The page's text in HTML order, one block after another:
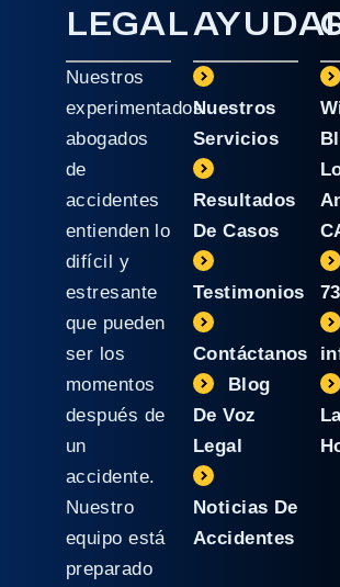
LEGAL
Nuestros
experimentados
abogados
de
accidentes
entienden lo
difícil y
estresante
que pueden
ser los
momentos
después de
un
accidente.
Nuestro
equipo está
preparado
Nuestros
Servicios
Resultados
De Casos
Testimonios
Contáctanos
Blog
De Voz
Legal
Noticias De
Accidentes